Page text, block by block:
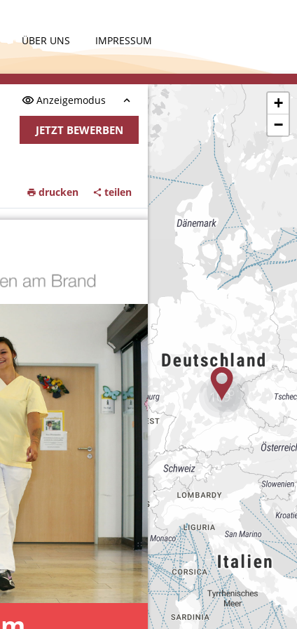
ÜBER UNS IMPRESSUM
Anzeigemodus
JETZT BEWERBEN
drucken teilen
10976
+
−